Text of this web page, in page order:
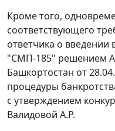
Кроме того,
соответствующего
ответчика о
"СМП-185" решением
Башкортостан от
процедуры
с утверждением
Валидовой А.Р.